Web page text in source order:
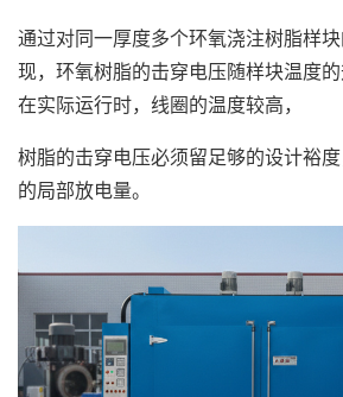
通过对同一厚度多个环氧浇注树脂样
现，环氧树脂的击穿电压随样块温度
在实际运行时，线圈的温度较高，
树脂的击穿电压必须留足够的设计裕
的局部放电量。